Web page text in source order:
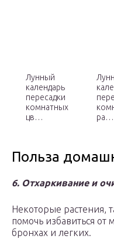
Лунный
календарь
пересадки
комнатных
цв…
ра…
Польза
6. Отхаркивание и
Некоторые растения,
помочь избавиться
бронхах и легких.